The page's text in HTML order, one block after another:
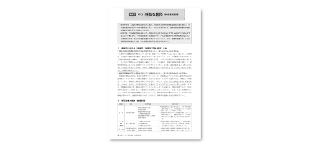
面を見てみましょう。テーマ４は、「問題
解決の方法とデジタルコンテンツの活用」
（小学校：L字型の面積の求め方、中学校：
どちらの並び方がよいかな？、四角形の各
辺の中点を結んだ図形は？）です。